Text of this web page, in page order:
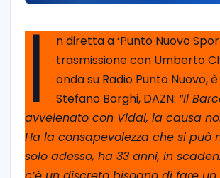
I
n diretta a ‘Punto Nuovo
trasmissione con Umberto
onda su Radio Punto Nuovo,
Stefano Borghi, DAZN: “Il
avvelenato con Vidal, la causa
Ha la consapevolezza che si può
solo adesso, ha 33 anni, in